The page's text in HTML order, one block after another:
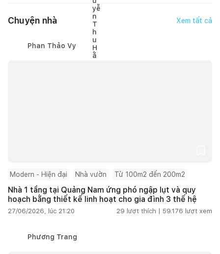
Chuyện nhà Xem tất cả
Phan Thảo Vy
Modern - Hiện đại Nhà vườn Từ 100m2 đến 200m2
Nhà 1 tầng tại Quảng Nam ứng phó ngập lụt và quy
hoạch bằng thiết kế linh hoạt cho gia đình 3 thế hệ
27/06/2026, lúc 21:20 29 lượt thích | 59.176 lượt xem
Phương Trang